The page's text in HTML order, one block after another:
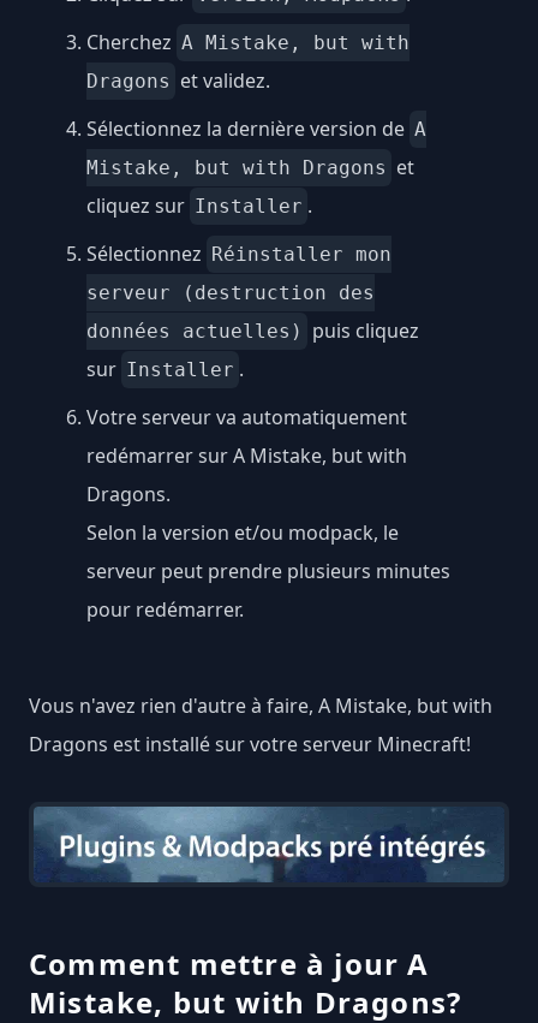
Cherchez A Mistake, but with
Dragons et validez.
Sélectionnez la dernière version de A
Mistake, but with Dragons et
cliquez sur Installer .
Sélectionnez Réinstaller mon
serveur (destruction des
données actuelles)
puis cliquez
sur Installer .
Votre serveur va automatiquement
redémarrer sur A Mistake, but with
Dragons.
Selon la version et/ou modpack, le
serveur peut prendre plusieurs minutes
pour redémarrer.
Vous n'avez rien d'autre à faire, A Mistake, but with
Dragons est installé sur votre serveur Minecraft!
Comment mettre à jour A
Mistake, but with Dragons?